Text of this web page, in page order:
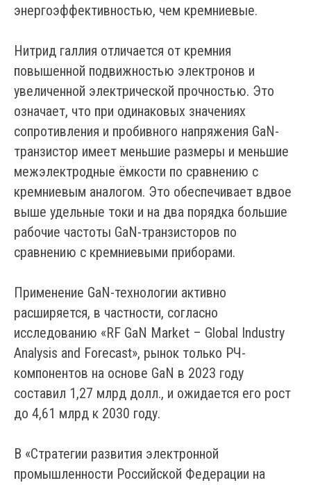
энергоэффективностью, чем кремниевые.
Нитрид галлия отличается от кремния
повышенной подвижностью электронов и
увеличенной электрической прочностью. Это
означает, что при одинаковых значениях
сопротивления и пробивного напряжения GaN-
транзистор имеет меньшие размеры и меньшие
межэлектродные ёмкости по сравнению с
кремниевым аналогом. Это обеспечивает вдвое
выше удельные токи и на два порядка большие
рабочие частоты GaN-транзисторов по
сравнению с кремниевыми приборами.
Применение GaN-технологии активно
расширяется, в частности, согласно
исследованию «RF GaN Market – Global Industry
Analysis and Forecast», рынок только РЧ-
компонентов на основе GaN в 2023 году
составил 1,27 млрд долл., и ожидается его рост
до 4,61 млрд к 2030 году.
В «Стратегии развития электронной
промышленности Российской Федерации на